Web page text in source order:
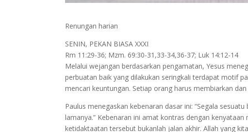
Renungan harian
SENIN, PEKAN BIASA XXXI
Rm 11:29-36; Mzm. 69:30-31,33-34,36-37; Luk 14:12-14
Melalui wejangan berdasarkan pengamatan, Yesus
perbuatan baik yang dilakukan seringkali terdapat motif
mencari keuntungan. Setiap orang harus membiarkan
Paulus menegaskan kebenaran dasar ini: “Segala
lamanya.” Kebenaran ini amat kontras dengan
ketidaktaatan tersebut bukanlah jalan akhir. Allah yang